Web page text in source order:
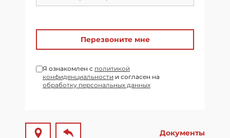
Перезвоните мне
Я ознакомлен с политикой
конфиденциальности и согласен на
обработку персональных данных
Документы